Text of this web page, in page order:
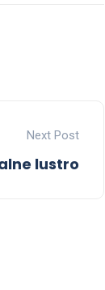
Next Post
lustro